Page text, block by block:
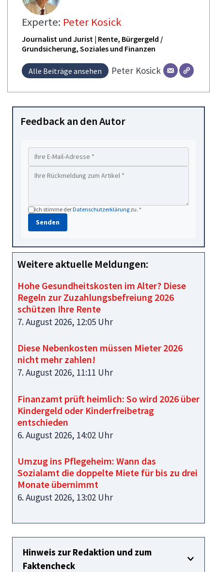
Experte: Peter Kosick
Journalist und Jurist | Rente, Bürgergeld /
Grundsicherung, Soziales und Finanzen
Alle Beiträge ansehen Peter Kosick
Feedback an den Autor
Ich stimme derDatenschutzerklärung zu. *
Senden
Weitere aktuelle Meldungen:
Hohe Gesundheitskosten im Alter? Diese
Regeln zur Zuzahlungsbefreiung 2026
schützen Ihre Rente
7. August 2026, 12:05 Uhr
Diese Nebenkosten müssen Mieter 2026
nicht mehr zahlen!
7. August 2026, 11:11 Uhr
Finanzamt prüft heimlich: So wird 2026 über
Kindergeld oder Kinderfreibetrag
entschieden
6. August 2026, 14:02 Uhr
Umzug ins Pflegeheim: Wann das
Sozialamt die doppelte Miete für bis zu drei
Monate übernimmt
6. August 2026, 13:02 Uhr
Hinweis zur Redaktion und zum
Faktencheck